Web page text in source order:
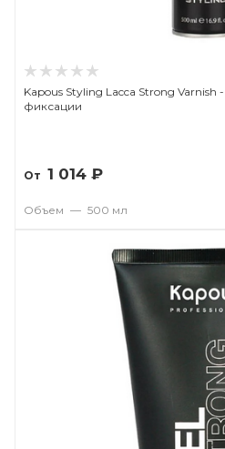
Kapous Styling Lacca Strong
фиксации
От 1 014 ₽
Объем — 500 мл